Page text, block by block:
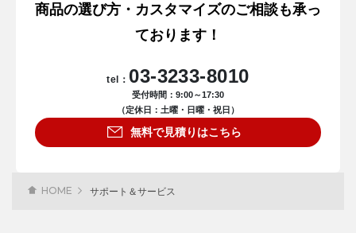
商品の選び方・カスタマイズのご相談も承っ
ております！
tel： 03-3233-8010
受付時間：9:00～17:30
（定休日：土曜・日曜・祝日）
無料で見積りはこちら
HOME サポート＆サービス